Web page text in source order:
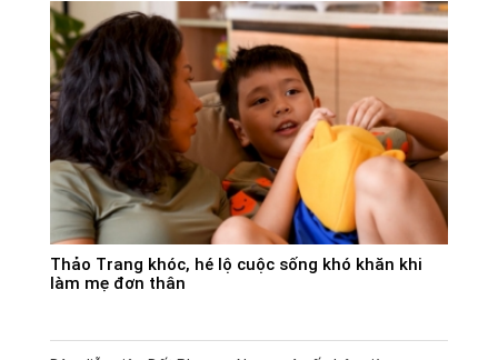
Thảo Trang khóc, hé lộ cuộc sống khó khăn khi
làm mẹ đơn thân